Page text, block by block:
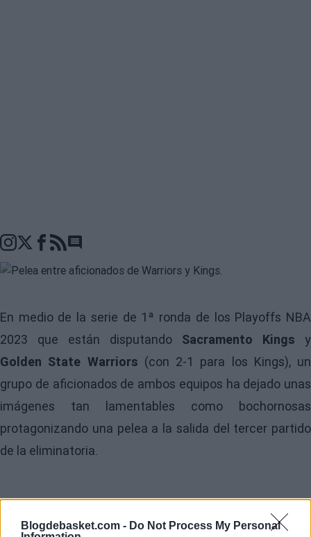
Blogdebasket.com - Do Not Process My Personal
Go to comments seciton
En medio de la serie de 1ª ronda de los Playoffs NBA
2023 que están disputando Sacramento Kings y
Golden State Warriors (con 2-1 para los Kings), un
grupo de aficionados de ambos equipos ha dejado unas
imágenes tan lamentables como bochornosas
protagonizando una pelea a la salida del tercer partido
de la eliminatoria.